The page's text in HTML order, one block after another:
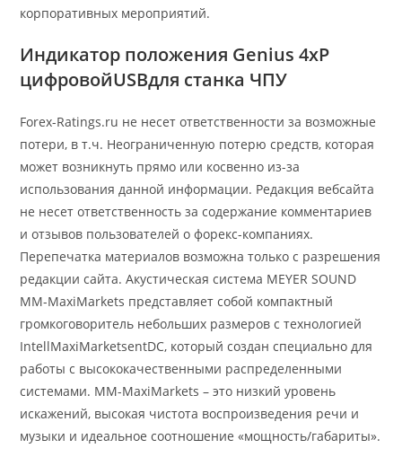
корпоративных мероприятий.
Индикатор положения Genius 4xP
цифровойUSBдля станка ЧПУ
Forex-Ratings.ru не несет ответственности за возможные
потери, в т.ч. Неограниченную потерю средств, которая
может возникнуть прямо или косвенно из-за
использования данной информации. Редакция вебсайта
не несет ответственность за содержание комментариев
и отзывов пользователей о форекс-компаниях.
Перепечатка материалов возможна только с разрешения
редакции сайта. Акустическая система MEYER SOUND
MM-MaxiMarkets представляет собой компактный
громкоговоритель небольших размеров с технологией
IntellMaxiMarketsentDC, который создан специально для
работы с высококачественными распределенными
системами. MM-MaxiMarkets – это низкий уровень
искажений, высокая чистота воспроизведения речи и
музыки и идеальное соотношение «мощность/габариты».